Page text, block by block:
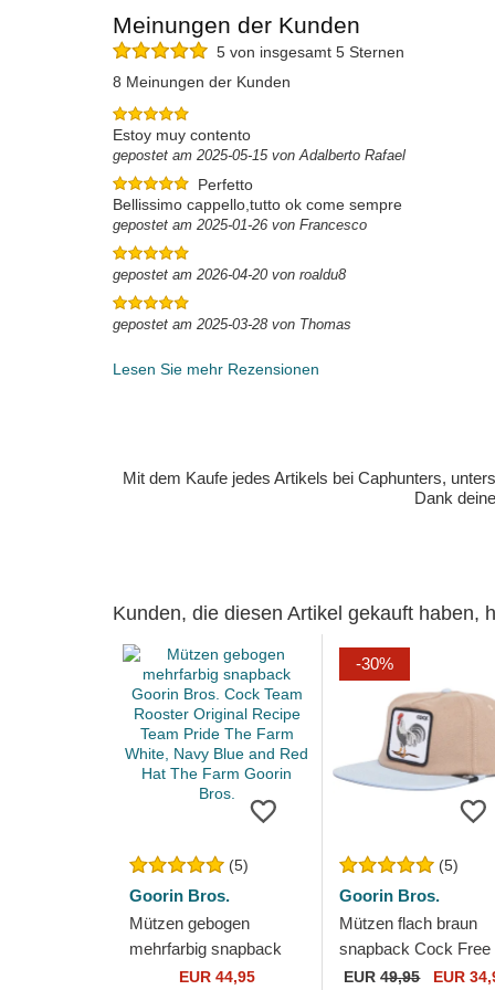
Meinungen der Kunden
5 von insgesamt 5 Sternen
8 Meinungen der Kunden
Estoy muy contento
gepostet am 2025-05-15 von Adalberto Rafael
Perfetto
Bellissimo cappello,tutto ok come sempre
gepostet am 2025-01-26 von Francesco
gepostet am 2026-04-20 von roaldu8
gepostet am 2025-03-28 von Thomas
Lesen Sie mehr Rezensionen
Mit dem Kaufe jedes Artikels bei Caphunters,
Dank
Kunden, die diesen Artikel gekauft haben,
(5)
Goorin Bros.
Mützen gebogen
mehrfarbig snapback
Goorin Bros. Cock
EUR 44,95
-30%
(5)
Goorin Bros.
Mützen flach braun
snapback Cock Free
Range The Farm
EUR49,95 EUR